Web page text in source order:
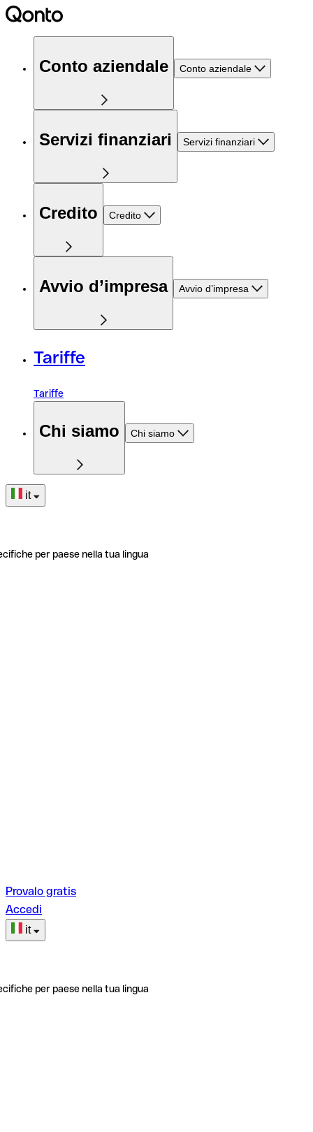
Conto aziendale Conto aziendale
Servizi finanziari Servizi finanziari
Credito Credito
Avvio d’impresa Avvio d’impresa
Tariffe
Tariffe
Chi siamo Chi siamo
it
per paese nella tua lingua
Provalo gratis
Accedi
it
per paese nella tua lingua